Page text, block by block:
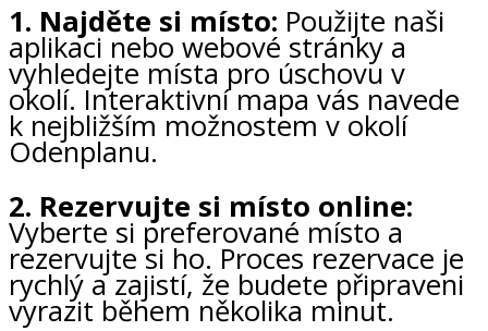
1. Najděte si místo: Použijte naši
aplikaci nebo webové stránky a
vyhledejte místa pro úschovu v
okolí. Interaktivní mapa vás navede
k nejbližším možnostem v okolí
Odenplanu.
2. Rezervujte si místo online:
Vyberte si preferované místo a
rezervujte si ho. Proces rezervace je
rychlý a zajistí, že budete připraveni
vyrazit během několika minut.